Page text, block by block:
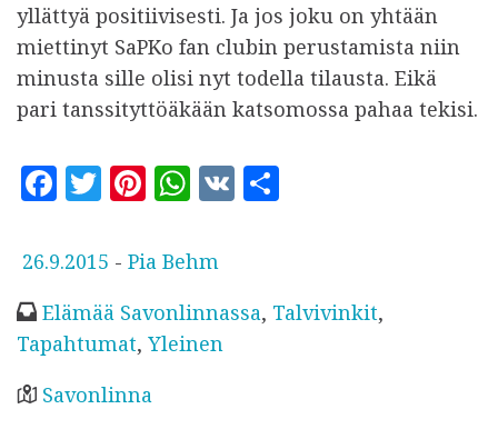
yllättyä positiivisesti. Ja jos joku on yhtään
miettinyt SaPKo fan clubin perustamista niin
minusta sille olisi nyt todella tilausta. Eikä
pari tanssityttöäkään katsomossa pahaa tekisi.
F
c
b
o
o
T
it
r
Pi
te
es
t
W
at
A
p
V
e
J
l
k
a
26.9.2015 - Pia Behm
Elämää Savonlinnassa, Talvivinkit,
Tapahtumat, Yleinen
Savonlinna